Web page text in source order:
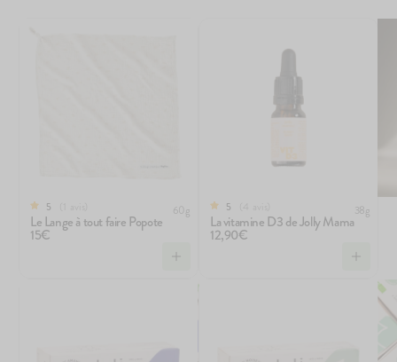
5 60g
Le Lange à tout faire Popote
15€
5 38g
La vitamine D3 de Jolly Mama
12,90€